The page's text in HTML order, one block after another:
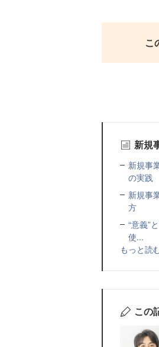
こ
新規
新規事
の実践
新規事
方
“意義”
使...
もっと読
この